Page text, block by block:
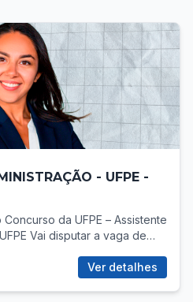
- UFPE -
da UFPE – Assistente
Vai disputar a vaga de
direcionada, com foco
📚 O que você vai
Ver detalhes